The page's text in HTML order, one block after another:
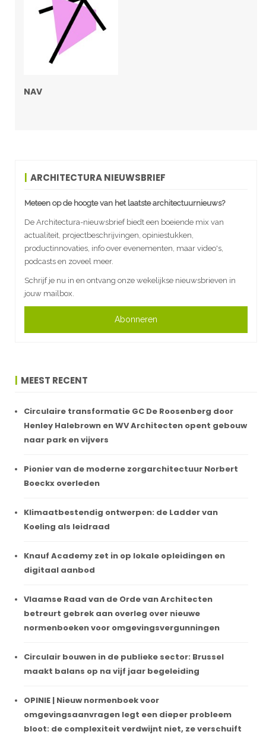
NAV
ARCHITECTURA NIEUWSBRIEF
Meteen op de hoogte van het laatste architectuurnieuws?
De Architectura-nieuwsbrief biedt een boeiende mix van
actualiteit, projectbeschrijvingen, opiniestukken,
productinnovaties, info over evenementen, maar video's,
podcasts en zoveel meer.
Schrijf je nu in en ontvang onze wekelijkse nieuwsbrieven in
jouw mailbox.
Abonneren
MEEST RECENT
Circulaire transformatie GC De Roosenberg door
Henley Halebrown en WV Architecten opent gebouw
naar park en vijvers
Pionier van de moderne zorgarchitectuur Norbert
Boeckx overleden
Klimaatbestendig ontwerpen: de Ladder van
Koeling als leidraad
Knauf Academy zet in op lokale opleidingen en
digitaal aanbod
Vlaamse Raad van de Orde van Architecten
betreurt gebrek aan overleg over nieuwe
normenboeken voor omgevingsvergunningen
Circulair bouwen in de publieke sector: Brussel
maakt balans op na vijf jaar begeleiding
OPINIE | Nieuw normenboek voor
omgevingsaanvragen legt een dieper probleem
bloot: de complexiteit verdwijnt niet, ze verschuift